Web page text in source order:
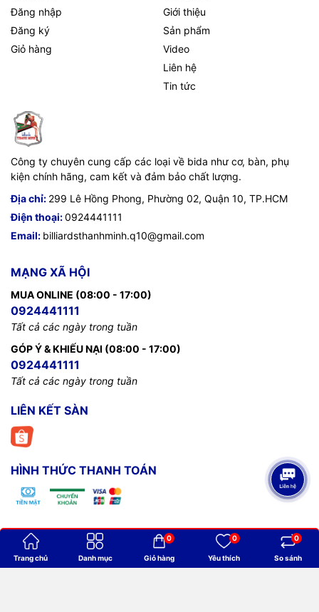
Đăng nhập
Đăng ký
Giỏ hàng
Giới thiệu
Sản phẩm
Video
Liên hệ
Tin tức
Công ty chuyên cung cấp các loại về bida như cơ, bàn, phụ
kiện chính hãng, cam kết và đảm bảo chất lượng.
Địa chỉ: 299 Lê Hồng Phong, Phường 02, Quận 10, TP.HCM
Điện thoại:0924441111
Email: billiardsthanhminh.q10@gmail.com
MẠNG XÃ HỘI
MUA ONLINE (08:00 - 17:00)
0924441111
Tất cả các ngày trong tuần
GÓP Ý & KHIẾU NẠI (08:00 - 17:00)
0924441111
Tất cả các ngày trong tuần
LIÊN KẾT SÀN
HÌNH THỨC THANH TOÁN
Bản quyền thuộc vềBilliards Thanh Minh
Cung cấp bởiSapo
Trang chủ Danh mục Giỏ hàng
0
Yêu thích
0
So sánh
0